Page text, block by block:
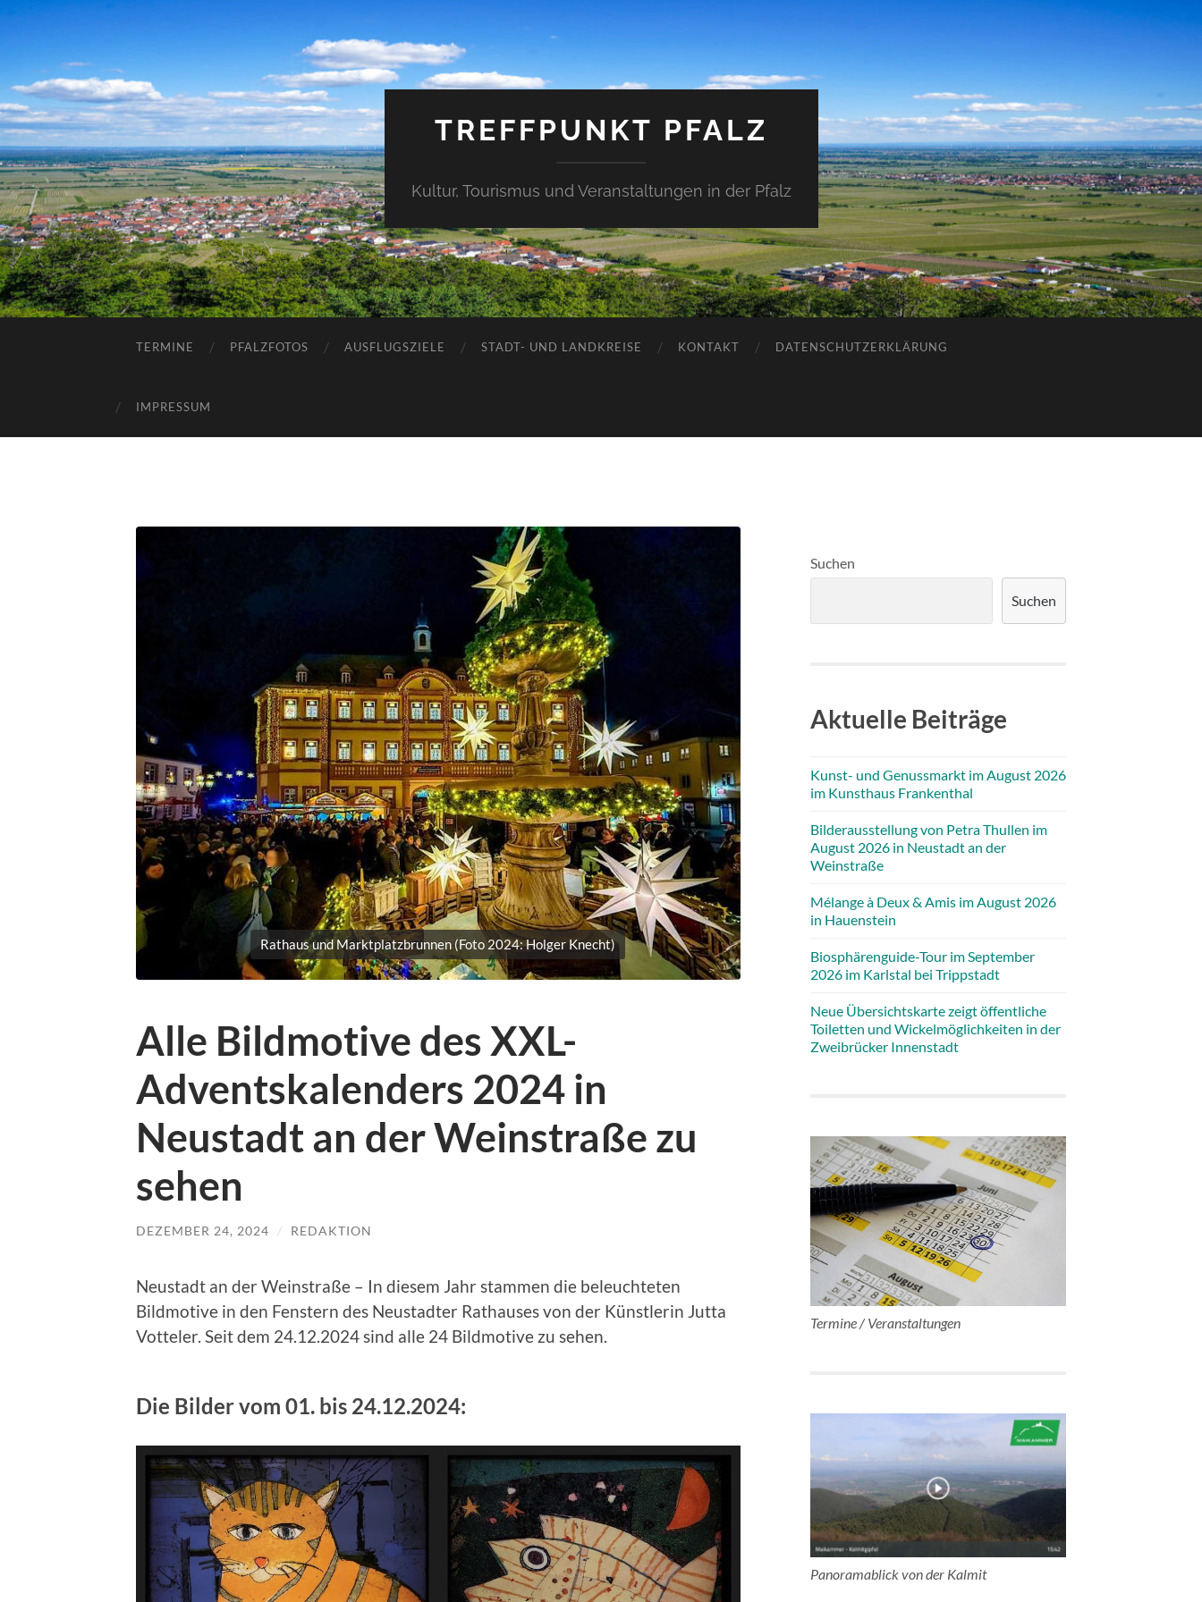
TREFFPUNKT PFALZ
Kultur, Tourismus und Veranstaltungen in der Pfalz
TERMINE PFALZFOTOS AUSFLUGSZIELE STADT- UND LANDKREISE KONTAKT DATENSCHUTZERKLÄRUNG
IMPRESSUM
Rathaus und Marktplatzbrunnen (Foto 2024: Holger Knecht)
Alle Bildmotive des XXL-
Adventskalenders 2024 in
Neustadt an der Weinstraße zu
sehen
DEZEMBER 24, 2024 / REDAKTION
Neustadt an der Weinstraße – In diesem Jahr stammen die beleuchteten
Bildmotive in den Fenstern des Neustadter Rathauses von der Künstlerin Jutta
Votteler. Seit dem 24.12.2024 sind alle 24 Bildmotive zu sehen.
Die Bilder vom 01. bis 24.12.2024:
Suchen
Suchen
Aktuelle Beiträge
Kunst- und Genussmarkt im August 2026
im Kunsthaus Frankenthal
Bilderausstellung von Petra Thullen im
August 2026 in Neustadt an der
Weinstraße
Mélange à Deux & Amis im August 2026
in Hauenstein
Biosphärenguide-Tour im September
2026 im Karlstal bei Trippstadt
Neue Übersichtskarte zeigt öffentliche
Toiletten und Wickelmöglichkeiten in der
Zweibrücker Innenstadt
Termine / Veranstaltungen
Panoramablick von der Kalmit